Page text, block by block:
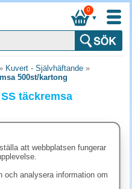
▼
0
Kuvert - Självhäftande »
500st/kartong
täckremsa
att webbplatsen fungerar
och analysera information om